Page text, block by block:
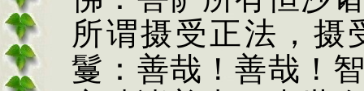
所谓摄受正法，摄
鬘：善哉！善哉！